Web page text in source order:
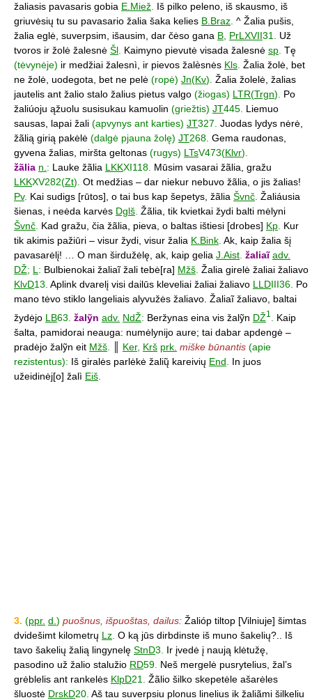
žaliasis pavasaris gobia E.Miež. Iš pilko peleno, iš skausmo, iš
griuvėsių tu su pavasario žalia šaka kelies B.Braz. ^ Žalia pušis,
žalia eglė, suverpsim, išausim, dar čėso gana B, PrLXVII31. Už
tvoros ir žolė žalesnė Šl. Kaimyno pievutė visada žalesnė sp. Tę
(tėvynėje) ir medžiai žalesnì, ir pievos žalèsnės Kls. Žalia žolė, bet
ne žolė, uodegota, bet ne pelė (ropė) Jn(Kv). Žalia žolelė, žalias
jautelis ant žalio stalo žalius pietus valgo (žiogas) LTR(Trgn). Po
žaliúoju ąžuolu susisukau kamuolin (griežtis) JT445. Liemuo
sausas, lapai žali (apvynys ant karties) JT327. Juodas lydys nėrė,
žãlią girią pakėlė (dalgė pjauna žolę) JT268. Gema raudonas,
gyvena žalias, miršta geltonas (rugys) LTsV473(Klvr).
žãlia n.: Lauke žãlia LKKXI118. Mūsim vasarai žãlia, gražu
LKKXV282(Zt). Ot medžias – dar niekur nebuvo žãlia, o jis žalias!
Pv. Kai sudigs [rūtos], o tai bus kap šepetys, žãlia Švnč. Žaliáusia
šienas, i neėda karvės Dglš. Žãlia, tik kvietkai žydi balti mėlyni
Švnč. Kad gražu, čia žãlia, pieva, o baltas ištiesi [drobes] Kp. Kur
tik akimis pažiūri – visur žydi, visur žalia K.Bink. Ak, kaip žalia šį
pavasarėlį! … O man širdužėlę, ak, kaip gelia J.Aist. žaliaĩ adv.
DŽ; L: Bulbienokai žaliaĩ žali tebė[ra] Mžš. Žalia girelė žaliai žaliavo
KlvD13. Aplink dvarelį visi dailūs kleveliai žaliai žaliavo LLDIII36. Po
mano tėvo stiklo langeliais alyvužės žaliavo. Žaliaĩ žaliavo, baltai
žydėjo LB63. žalỹn adv. NdŽ: Beržynas eina vis žalỹn DŽ1
Kaip
šalta, pamidorai neauga: numėlynijo aure; tai dabar apdengė –
pradėjo žalỹn eit Mžš Ker, Krš prk. miške būnantis (apie
rezistentus): Iš giralės parlėkė žalių̃ kareivių End
In juos
užeidinėj[o] žalì Eiš
3. (ppr. d. ) puošnus, išpuoštas, dailus: Žalióp tiltop [Vilniuje] šimtas
dvidešimt kilometrų Lz O ką jūs dirbdinste iš muno šakelių?.. Iš
tavo šakelių žalią lingynelę StnD3.
Ir įvedė į naują klėtužę,
pasodino už žalio stalužio RD59. Neš mergelė pusrytelius, žal’s
grėblelis ant rankelės KlpD21.
Žãlio šilko skepetėle ašarėles
šluostė DrskD20. Aš tau suverpsiu plonus linelius ik žaliãmi šilkeliu